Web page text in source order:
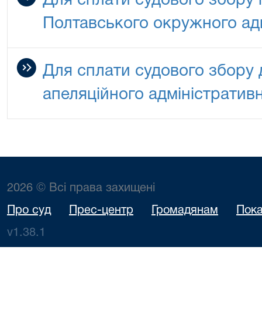
Полтавського окружного
Для сплати судового збору
апеляційного
2026 © Всі права захищені
Про суд Прес-центр Громадянам
v1.38.1